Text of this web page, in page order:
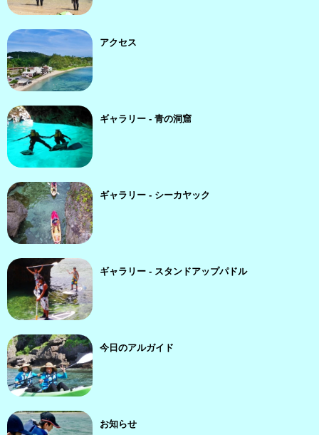
アクセス
ギャラリー - 青の洞窟
ギャラリー - シーカヤック
ギャラリー - スタンドアップパドル
今日のアルガイド
お知らせ